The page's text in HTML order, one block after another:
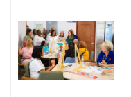
t
r
a